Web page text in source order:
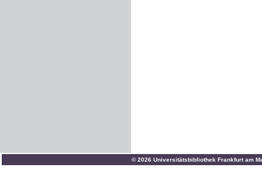
© 2026 Universitätsbibliothek Frankfurt am